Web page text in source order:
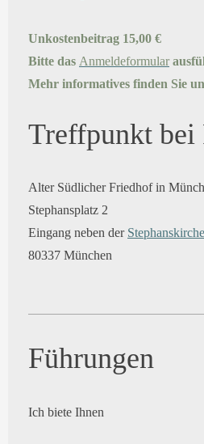
Unkostenbeitrag 15,00 €
Bitte das Anmeldeformular
Mehr informatives finden Sie
Treffpunkt bei
Alter Südlicher Friedhof in
Stephansplatz 2
Eingang neben der Stephanskirche
80337 München
Führungen
Ich biete Ihnen